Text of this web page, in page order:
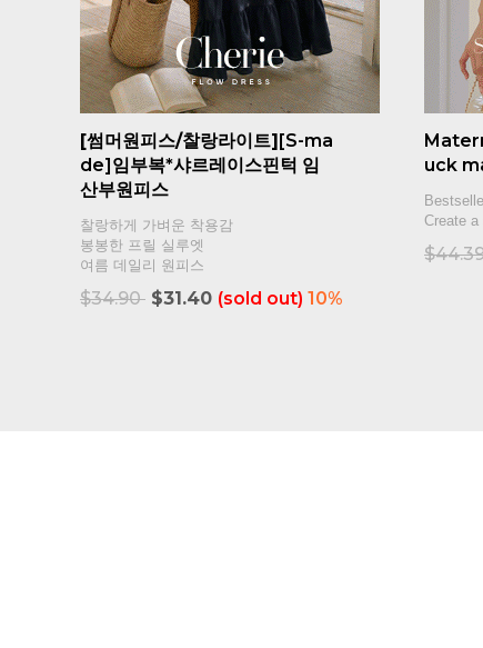
[썸머원피스/찰랑라이트][S-ma
de]임부복*샤르레이스핀턱 임
산부원피스
찰랑하게 가벼운 착용감
봉봉한 프릴 실루엣
여름 데일리 원피스
$34.90 $31.40 (sold out) 10%
uck
Create